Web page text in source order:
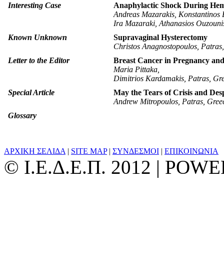
Interesting Case
Anaphylactic Shock During
Andreas Mazarakis, Konstantinos
Ira Mazaraki, Athanasios
Known Unknown
Supravaginal Hysterectomy
Christos Anagnostopoulos,
Letter to the Editor
Βreast Cancer in Pregnancy
Maria Pittaka,
Dimitrios Kardamakis, Patras,
Special Article
May the Tears of Crisis and
Andrew Mitropoulos, Patras,
Glossary
ΑΡΧΙΚΗ ΣΕΛΙΔΑ | SITE MAP| ΣΥΝΔΕΣΜΟΙ | ΕΠΙΚΟΙΝΩΝΙΑ
© Ι.Ε.Δ.Ε.Π. 2012 |